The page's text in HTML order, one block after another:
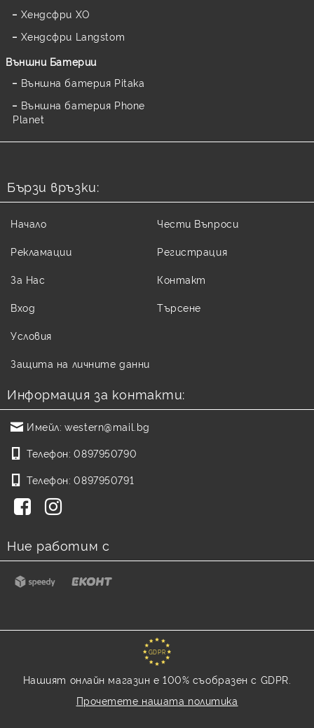
Хендсфри XO
Хендсфри Langstom
Външни Батерии
Външна батерия Pitaka
Външна батерия Phone
Planet
Бързи връзки:
Начало
Рекламации
За Нас
Вход
Чести Въпроси
Регистрация
Контакт
Търсене
Условия
Защита на личните данни
Информация за контакти:
Имейл: western@mail.bg
Телефон: 0897950790
Телефон: 0897950791
Ние работим с
GDPR
Нашият онлайн магазин е 100% съобразен с GDPR.
Прочетете нашата политика